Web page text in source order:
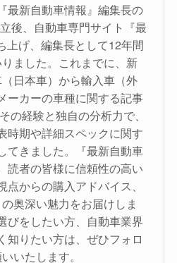
最新自動車情報』編集長の
後、自動車専門サイト『最
上げ、編集長として12年間
ました。これまでに、新
日本車）から輸入車（外
ーカーの車種に関する記事
の経験と独自の分析力で、
時期や詳細スペックに関す
てきました。『最新自動車
読者の皆様に信頼性の高い
からの購入アドバイス、
奥深い魅力をお届けしま
びをしたい方、自動車業界
知りたい方は、ぜひフォロ
いたします。